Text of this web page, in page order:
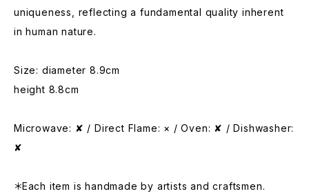
uniqueness, reflecting a fundamental quality inherent
in human nature.
Size: diameter 8.9cm
height 8.8cm
Microwave: ✘ / Direct Flame: × / Oven: ✘ / Dishwasher:
✘
＊Each item is handmade by artists and craftsmen.